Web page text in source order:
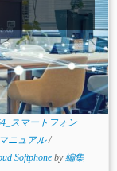
スマートフォン
マニュアル/
Softphone by編集